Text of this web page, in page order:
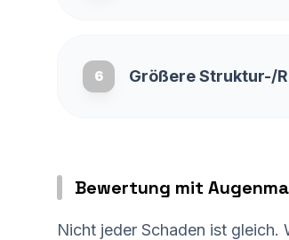
6 Größere Struktur-/
Bewertung mit
Nicht jeder Schaden ist gleich.